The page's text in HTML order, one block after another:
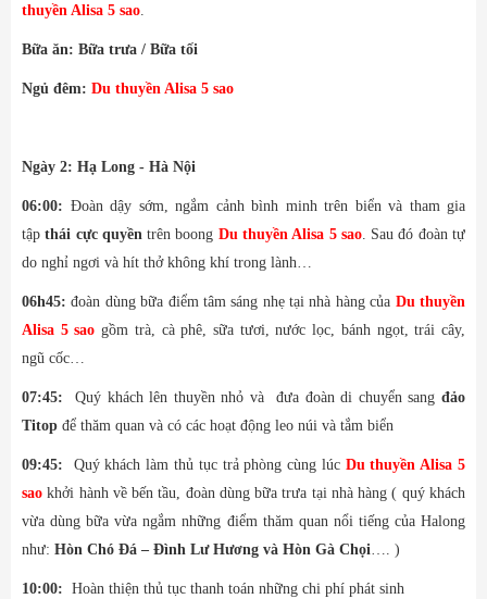
thuyền Alisa 5 sao
Bữa ăn: Bữa trưa / Bữa tối
Ngủ đêm: Du thuyền Alisa 5 sao
Ngày 2: Hạ Long - Hà Nội
06:00: Đoàn dậy sớm, ngắm cảnh bình minh trên biển và tham gia
tậpthái cực quyền trên boong Du thuyền Alisa 5 sao. Sau đó đoàn tự
do nghỉ ngơi và hít thở không khí trong lành…
06h45: đoàn dùng bữa điểm tâm sáng nhẹ tại nhà hàng của Du thuyền
Alisa 5 sao gồm trà, cà phê, sữa tươi, nước lọc, bánh ngọt, trái cây,
ngũ cốc…
07:45: Quý khách lên thuyền nhỏ và đưa đoàn di chuyển sangđảo
Titop để thăm quan và có các hoạt động leo núi và tắm biển
09:45: Quý khách làm thủ tục trả phòng cùng lúc Du thuyền Alisa 5
sao khởi hành về bến tầu, đoàn dùng bữa trưa tại nhà hàng ( quý khách
vừa dùng bữa vừa ngắm những điểm thăm quan nổi tiếng của Halong
như: Hòn Chó Đá – Đình Lư Hương và Hòn Gà Chọi …. )
10:00: Hoàn thiện thủ tục thanh toán những chi phí phát sinh